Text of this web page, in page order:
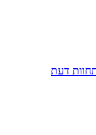
חוות דעת